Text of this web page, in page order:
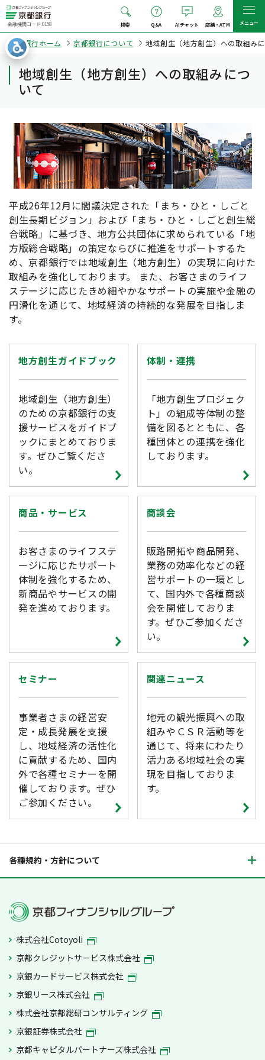
金融機関コード:0158 検索 Q&A AIチャット 店舗・ATM メニュー
京都銀行ホーム 京都銀行について 地域創生（地方創生）への取組み
地域創生（地方創生）への取組みにつ
いて
平成26年12月に閣議決定された「まち・ひと・しごと
創生長期ビジョン」および「まち・ひと・しごと創生総
合戦略」に基づき、地方公共団体に求められている「地
方版総合戦略」の策定ならびに推進をサポートするた
め、京都銀行では地域創生（地方創生）の実現に向けた
取組みを強化しております。 また、お客さまのライフ
ステージに応じたきめ細やかなサポートの実施や金融の
円滑化を通じて、地域経済の持続的な発展を目指しま
す。
地方創生ガイドブック
地域創生（地方創生）
のための京都銀行の支
援サービスをガイドブ
ックにまとめておりま
す。ぜひご覧くださ
い。
体制・連携
「地方創生プロジェク
ト」の組成等体制の整
備を図るとともに、各
種団体との連携を強化
しております。
商品・サービス
お客さまのライフステ
ージに応じたサポート
体制を強化するため、
新商品やサービスの開
発を進めております。
商談会
販路開拓や商品開発、
業務の効率化などの経
営サポートの一環とし
て、国内外で各種商談
会を開催しておりま
す。ぜひご参加くださ
い。
セミナー
事業者さまの経営安
定・成長発展を支援
し、地域経済の活性化
に貢献するため、国内
外で各種セミナーを開
催しております。ぜひ
ご参加ください。
関連ニュース
地元の観光振興への取
組みやＣＳＲ活動等を
通じて、将来にわたり
活力ある地域社会の実
現を目指しておりま
す。
各種規約・方針について
株式会社Cotoyoli
京都クレジットサービス株式会社
京銀カードサービス株式会社
京銀リース株式会社
株式会社京都総研コンサルティング
京銀証券株式会社
京都キャピタルパートナーズ株式会社